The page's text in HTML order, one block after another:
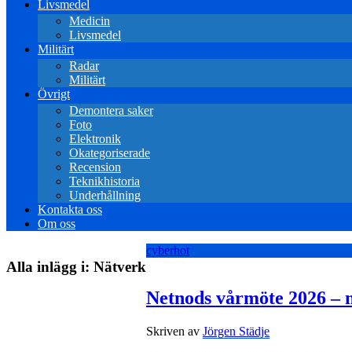
Livsmedel
Medicin
Livsmedel
Militärt
Radar
Militärt
Övrigt
Demontera saker
Foto
Elektronik
Okategoriserade
Recension
Teknikhistoria
Underhållning
Kontakta oss
Om oss
Alla inlägg i: Nätverk
cyberhot
Netnods vårmöte 2026
Skriven av Jörgen Städje